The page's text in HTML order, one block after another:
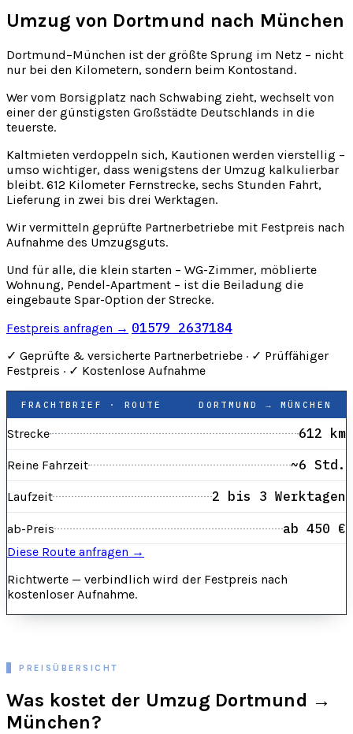
Umzug von Dortmund nach München
Dortmund–München ist der größte Sprung im Netz – nicht
nur bei den Kilometern, sondern beim Kontostand.
Wer vom Borsigplatz nach Schwabing zieht, wechselt von
einer der günstigsten Großstädte Deutschlands in die
teuerste.
Kaltmieten verdoppeln sich, Kautionen werden vierstellig –
umso wichtiger, dass wenigstens der Umzug kalkulierbar
bleibt. 612 Kilometer Fernstrecke, sechs Stunden Fahrt,
Lieferung in zwei bis drei Werktagen.
Wir vermitteln geprüfte Partnerbetriebe mit Festpreis nach
Aufnahme des Umzugsguts.
Und für alle, die klein starten – WG-Zimmer, möblierte
Wohnung, Pendel-Apartment – ist die Beiladung die
eingebaute Spar-Option der Strecke.
Festpreis anfragen → 01579 2637184
✓ Geprüfte & versicherte Partnerbetriebe · ✓ Prüffähiger
Festpreis · ✓ Kostenlose Aufnahme
FRACHTBRIEF · ROUTE DORTMUND → MÜNCHEN
Strecke 612 km
Reine Fahrzeit ~6 Std.
Laufzeit 2 bis 3 Werktagen
ab-Preis ab 450 €
Diese Route anfragen →
Richtwerte — verbindlich wird der Festpreis nach
kostenloser Aufnahme.
PREISÜBERSICHT
Was kostet der Umzug Dortmund →
München?